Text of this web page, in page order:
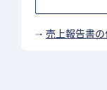
売上報告書の